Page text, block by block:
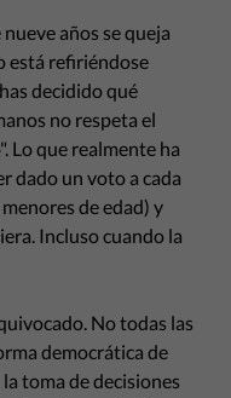
años se queja
está refiriéndose
decidido qué
no respeta el
Lo que realmente ha
dado un voto a cada
de edad) y
Incluso cuando la
No todas las
democrática de
toma de decisiones